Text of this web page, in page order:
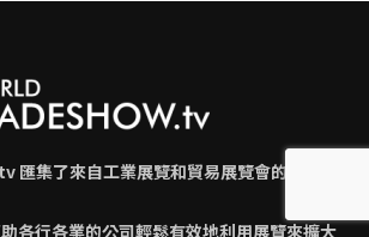
集了來自工業展覽和貿易展覽會的最新產
各行各業的公司輕鬆有效地利用展覽來擴大